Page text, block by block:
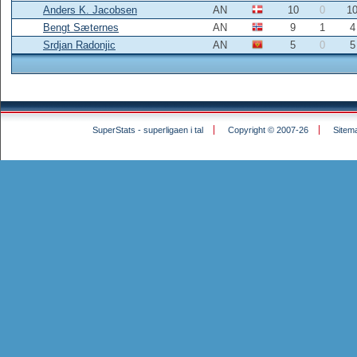
Anders K. Jacobsen AN 10 0
10
Bengt Sæternes
AN 9 1
4
Srdjan Radonjic
AN 5 0 5
SuperStats - superligaen i tal Copyright © 2007-26